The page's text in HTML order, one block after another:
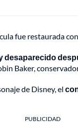
fue restaurada
desaparecido
Baker,
de Disney, el
PUBLICIDAD